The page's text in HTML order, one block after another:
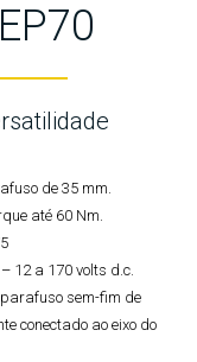
de 35 mm.
até 60 Nm.
12 a 170 volts d.c.
sem-fim de
conectado ao eixo do